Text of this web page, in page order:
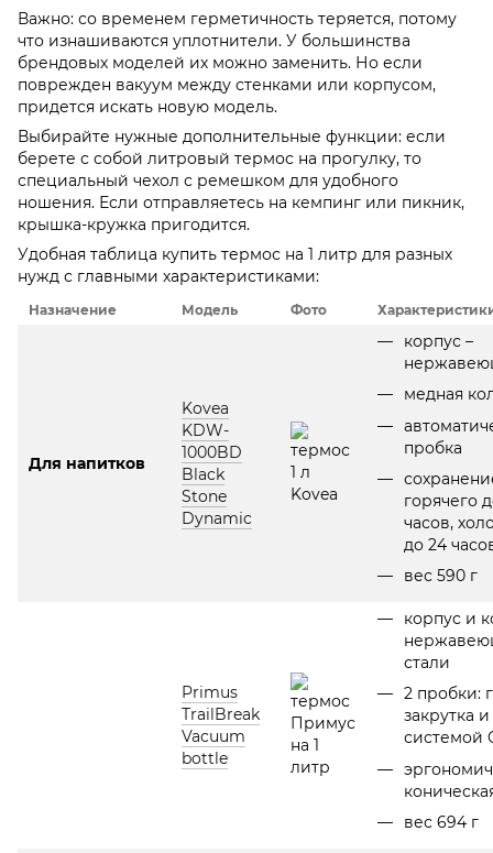
Важно: со временем герметичность теряется, потому
что изнашиваются уплотнители. У большинства
брендовых моделей их можно заменить. Но если
поврежден вакуум между стенками или корпусом,
придется искать новую модель.
Выбирайте нужные дополнительные функции: если
берете с собой литровый термос на прогулку, то
специальный чехол с ремешком для удобного
ношения. Если отправляетесь на кемпинг или пикник,
крышка-кружка пригодится.
Удобная таблица купить термос на 1 литр для разных
нужд с главными характеристиками:
Назначение Модель Фото
Для напитков
Kovea
KDW-
1000BD
Black
Stone
Dynamic
корпус –
медная
пробка
горячего
часов,
до 24
вес 590 г
Primus
TrailBreak
Vacuum
bottle
корпус и
стали
2 пробки:
закрутка
системой
вес 694 г